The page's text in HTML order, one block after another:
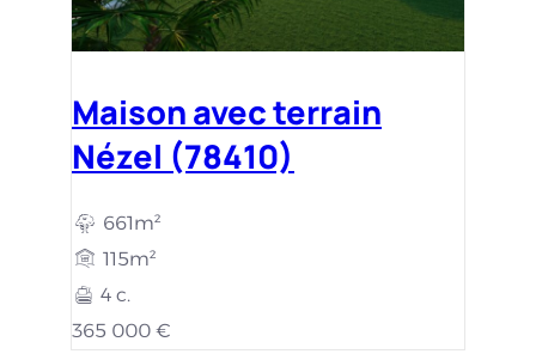
Maison avec terrain
Nézel (78410)
661m²
115m²
4 c.
365 000 €